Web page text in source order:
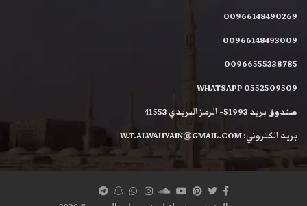
00966148490269
00966148493009
00966555338785
WHATSAPP 0552509509
صندوق بريد 51993- الرمز البريدي 41553
بريد الكتروني: W.T.ALWAHYAIN@GMAIL.COM